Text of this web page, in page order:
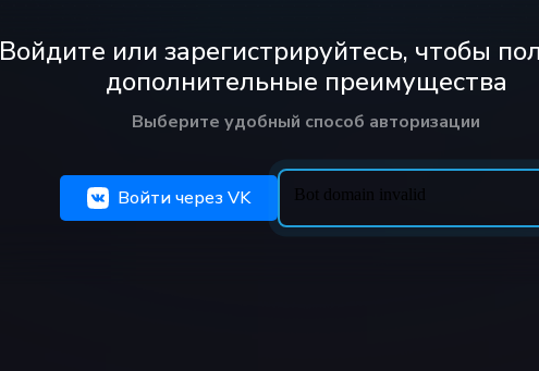
Войдите или зарегистрируйтесь, чтобы
дополнительные преимущества
Выберите удобный способ авторизации
Войти через VK